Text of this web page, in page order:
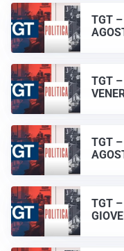
TGT –
TGT
TGT –
TGT